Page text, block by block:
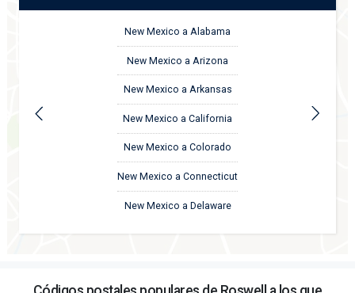
New Mexico a Alabama
New Mexico a Arizona
New Mexico a Arkansas
New Mexico a California
New Mexico a Colorado
New Mexico a Connecticut
New Mexico a Delaware